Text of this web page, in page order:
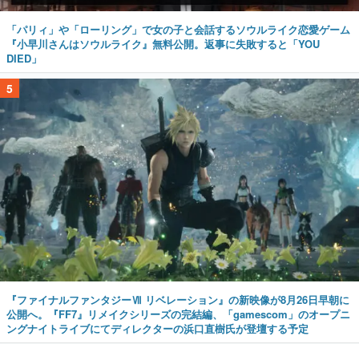
「パリィ」や「ローリング」で女の子と会話するソウルライク恋愛ゲーム
『小早川さんはソウルライク』無料公開。返事に失敗すると「YOU
DIED」
5
『ファイナルファンタジーⅦ リベレーション』の新映像が8月26日早朝に
公開へ。『FF7』リメイクシリーズの完結編、「gamescom」のオープニ
ングナイトライブにてディレクターの浜口直樹氏が登壇する予定